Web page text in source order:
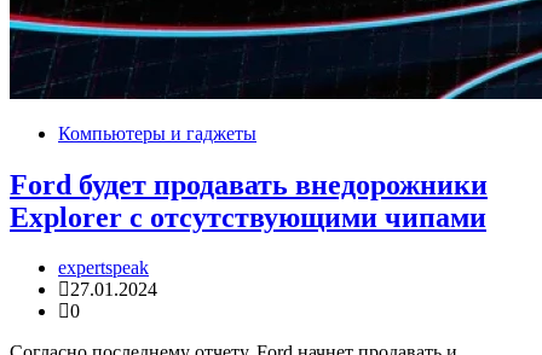
Компьютеры и гаджеты
Ford будет продавать внедорожники
Explorer с отсутствующими чипами
expertspeak
27.01.2024
0